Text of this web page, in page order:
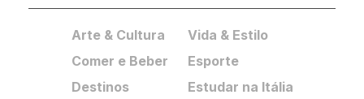
Arte & Cultura
Comer e Beber
Destinos
Vida & Estilo
Esporte
Estudar na Itália